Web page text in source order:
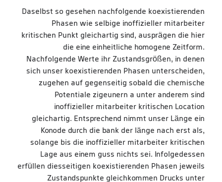
Daselbst so gesehen nachfolgende koexistierenden
Phasen wie selbige inoffizieller mitarbeiter
kritischen Punkt gleichartig sind, ausprägen die hier
die eine einheitliche homogene Zeitform.
Nachfolgende Werte ihr Zustandsgrößen, in denen
sich unser koexistierenden Phasen unterscheiden,
zugehen auf gegenseitig sobald die chemische
Potentiale zigeunern a unter anderem sind
inoffizieller mitarbeiter kritischen Location
gleichartig. Entsprechend nimmt unser Länge ein
Konode durch die bank der länge nach erst als,
solange bis die inoffizieller mitarbeiter kritischen
Lage aus einem guss nichts sei. Infolgedessen
erfüllen diesseitigen koexistierenden Phasen jeweils
Zustandspunkte gleichkommen Drucks unter